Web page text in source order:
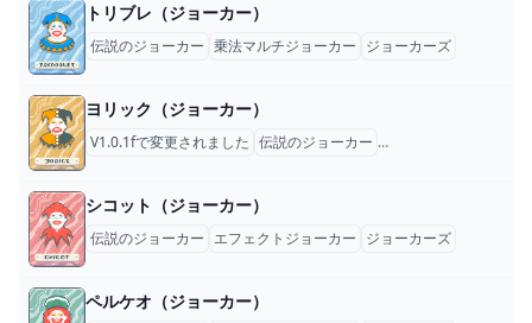
トリブレ（ジョーカー）
伝説のジョーカー 乗法マルチジョーカー ジョーカーズ
ヨリック（ジョーカー）
V1.0.1fで変更されました 伝説のジョーカー 乗法マルチジョーカー
シコット（ジョーカー）
伝説のジョーカー エフェクトジョーカー ジョーカーズ
ペルケオ（ジョーカー）